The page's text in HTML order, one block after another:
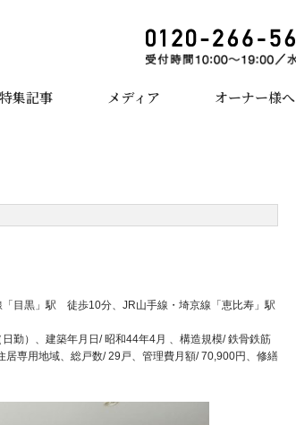
特集記事 メディア オーナー様へ
目黒」駅 徒歩10分、JR山手線・埼京線「恵比寿」駅
勤）、建築年月日/ 昭和44年4月 、構造規模/ 鉄骨鉄筋
専用地域、総戸数/ 29戸、管理費月額/ 70,900円、修繕